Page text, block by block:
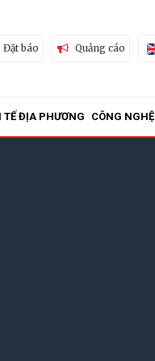
Đặt báo Quảng cáo
TẾ ĐỊA PHƯƠNG CÔNG NGHỆ